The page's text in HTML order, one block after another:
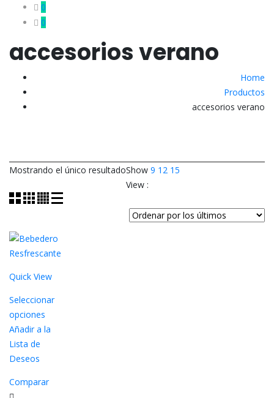
0
0
accesorios verano
Home
Productos
accesorios verano
Mostrando el único resultadoShow 9 12 15
View :
Quick View
Seleccionar
opciones
Este
producto
tiene
variantes.
Añadir a la
Lista de
Deseos
Comparar